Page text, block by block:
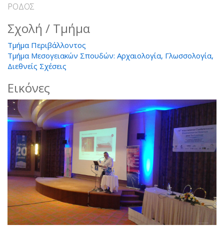
ΡΟΔΟΣ
Σχολή / Τμήμα
Τμήμα Περιβάλλοντος
Τμήμα Μεσογειακών Σπουδών: Αρχαιολογία, Γλωσσολογία,
Διεθνείς Σχέσεις
Εικόνες